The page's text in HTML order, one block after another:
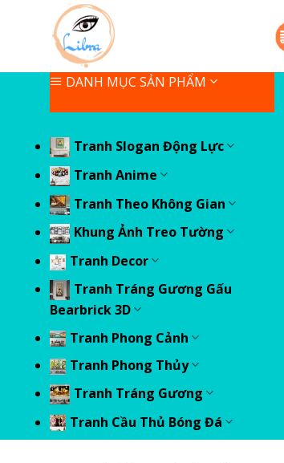
DANH MỤC SẢN PHẨM
Tranh Slogan Động Lực
Tranh Anime
Tranh Theo Không Gian
Khung Ảnh Treo Tường
Tranh Decor
Tranh Tráng Gương Gấu
Bearbrick 3D
Tranh Phong Cảnh
Tranh Phong Thủy
Tranh Tráng Gương
Tranh Cầu Thủ Bóng Đá